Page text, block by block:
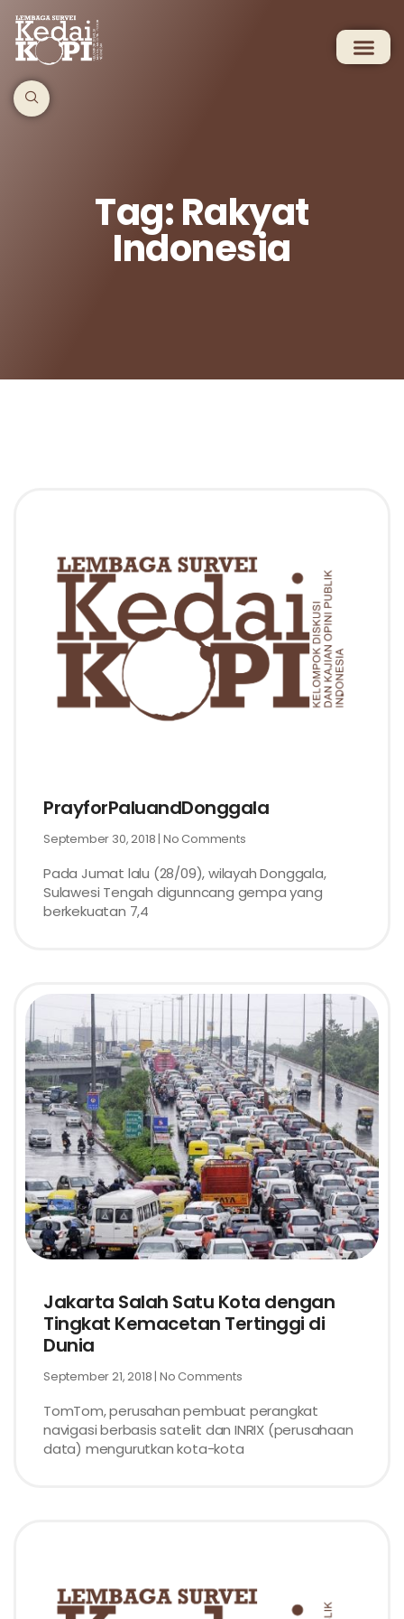
Tag: Rakyat
Indonesia
PrayforPaluandDonggala
September 30, 2018 No Comments
Pada Jumat lalu (28/09), wilayah Donggala,
Sulawesi Tengah digunncang gempa yang
berkekuatan 7,4
Jakarta Salah Satu Kota dengan
Tingkat Kemacetan Tertinggi di
Dunia
September 21, 2018 No Comments
TomTom, perusahan pembuat perangkat
navigasi berbasis satelit dan INRIX (perusahaan
data) mengurutkan kota-kota